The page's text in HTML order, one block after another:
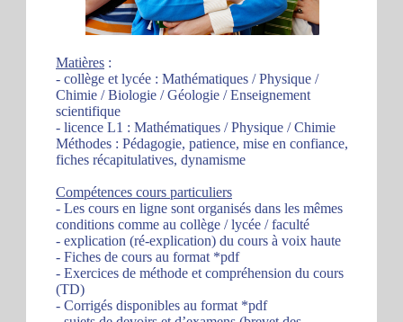
Matières :
- collège et lycée : Mathématiques / Physique /
Chimie / Biologie / Géologie / Enseignement
scientifique
- licence L1 : Mathématiques / Physique / Chimie
Méthodes : Pédagogie, patience, mise en confiance,
fiches récapitulatives, dynamisme
Compétences cours particuliers
- Les cours en ligne sont organisés dans les mêmes
conditions comme au collège / lycée / faculté
- explication (ré-explication) du cours à voix haute
- Fiches de cours au format *pdf
- Exercices de méthode et compréhension du cours
(TD)
- Corrigés disponibles au format *pdf